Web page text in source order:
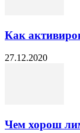
Как
27.12.2020
Чем хорош